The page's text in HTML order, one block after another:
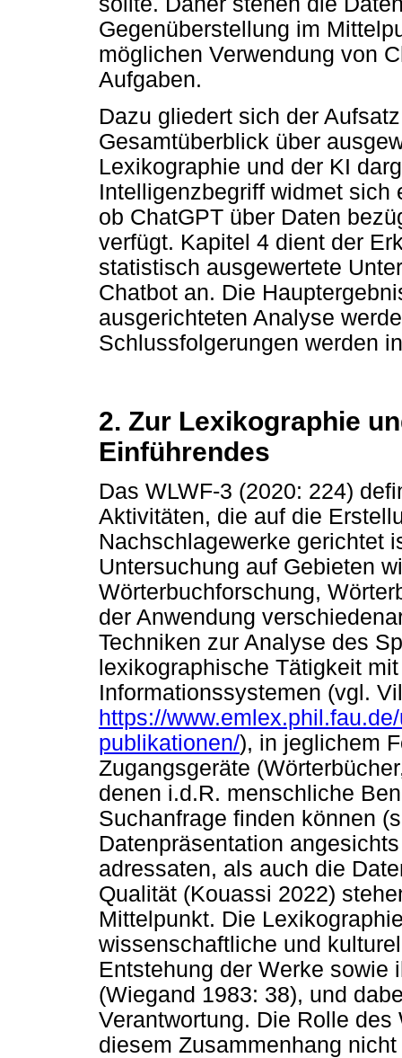
Gegenüberstellung im
möglichen Verwendung von
Aufgaben.
Dazu gliedert sich der
Gesamtüberblick über
Lexikographie und der KI
Intelligenzbegriff widmet sich
ob ChatGPT über Daten
verfügt. Kapitel 4 dient der
statistisch ausgewertete
Chatbot an. Die
ausgerichteten Analyse
Schlussfolgerungen werden
2. Zur Lexikographie
Einführendes
Das WLWF-3 (2020: 224)
Aktivitäten, die auf die
Nachschlagewerke gerichtet
Untersuchung auf Gebieten
Wörterbuchforschung,
der Anwendung
Techniken zur Analyse des
lexikographische Tätigkeit
Informationssystemen (vgl.
https://
publikationen/), in jeglichem
Zugangsgeräte
denen i.d.R. menschliche
Suchanfrage finden können
Datenpräsentation
adressaten, als auch die
Qualität (Kouassi 2022)
Mittelpunkt. Die
wissenschaftliche und
Entstehung der Werke sowie
(Wiegand 1983: 38), und
Verantwortung. Die Rolle
diesem Zusammenhang